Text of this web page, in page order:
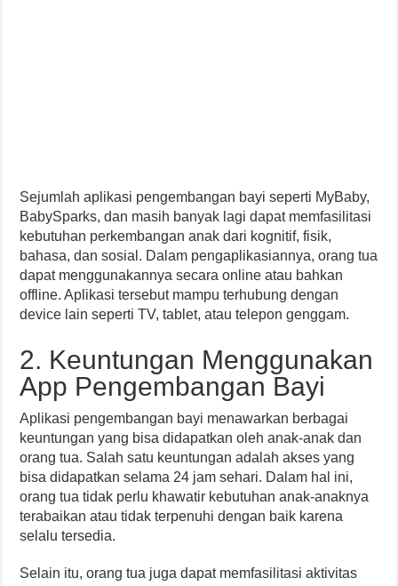
Sejumlah aplikasi pengembangan bayi seperti MyBaby,
BabySparks, dan masih banyak lagi dapat memfasilitasi
kebutuhan perkembangan anak dari kognitif, fisik,
bahasa, dan sosial. Dalam pengaplikasiannya, orang tua
dapat menggunakannya secara online atau bahkan
offline. Aplikasi tersebut mampu terhubung dengan
device lain seperti TV, tablet, atau telepon genggam.
2. Keuntungan Menggunakan
App Pengembangan Bayi
Aplikasi pengembangan bayi menawarkan berbagai
keuntungan yang bisa didapatkan oleh anak-anak dan
orang tua. Salah satu keuntungan adalah akses yang
bisa didapatkan selama 24 jam sehari. Dalam hal ini,
orang tua tidak perlu khawatir kebutuhan anak-anaknya
terabaikan atau tidak terpenuhi dengan baik karena
selalu tersedia.
Selain itu, orang tua juga dapat memfasilitasi aktivitas